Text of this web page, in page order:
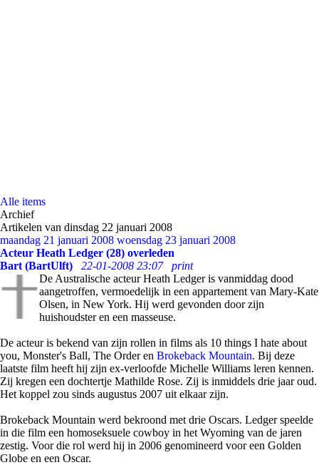
Alle items
Archief
Artikelen van dinsdag 22 januari 2008
maandag 21 januari 2008 woensdag 23 januari 2008
Acteur Heath Ledger (28) overleden
Bart (BartUlft)
22-01-2008 23:07
print
De Australische acteur Heath Ledger is vanmiddag dood
aangetroffen, vermoedelijk in een appartement van Mary-Kate
Olsen, in New York. Hij werd gevonden door zijn
huishoudster en een masseuse.
De acteur is bekend van zijn rollen in films als 10 things I hate about
you, Monster's Ball, The Order en Brokeback Mountain. Bij deze
laatste film heeft hij zijn ex-verloofde Michelle Williams leren kennen.
Zij kregen een dochtertje Mathilde Rose. Zij is inmiddels drie jaar oud.
Het koppel zou sinds augustus 2007 uit elkaar zijn.
Brokeback Mountain werd bekroond met drie Oscars. Ledger speelde
in die film een homoseksuele cowboy in het Wyoming van de jaren
zestig. Voor die rol werd hij in 2006 genomineerd voor een Golden
Globe en een Oscar.